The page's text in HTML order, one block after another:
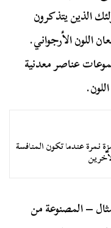
الذين يتذكرون
اللون الأرجواني.
عناصر معدنية
نمرة عندما تكون المنافسة
– المصنوعة من